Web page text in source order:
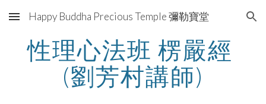
Skip to main content Skip to navigation
Happy Buddha Precious Temple 彌勒寶堂
性理心法班 楞嚴經
(劉芳村講師)